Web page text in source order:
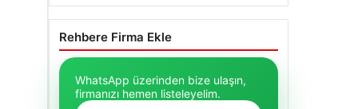
Rehbere Firma Ekle
WhatsApp üzerinden bize ulaşın,
firmanızı hemen listeleyelim.